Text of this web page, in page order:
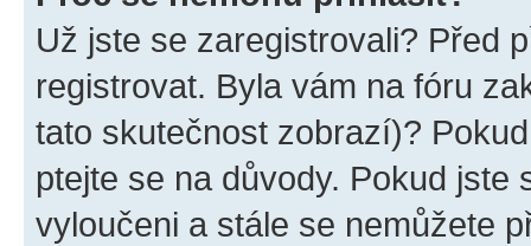
Už jste se zaregistrovali? Před
registrovat. Byla vám na fóru
tato skutečnost zobrazí)?
ptejte se na důvody. Pokud jste
vyloučeni a stále se nemůžete